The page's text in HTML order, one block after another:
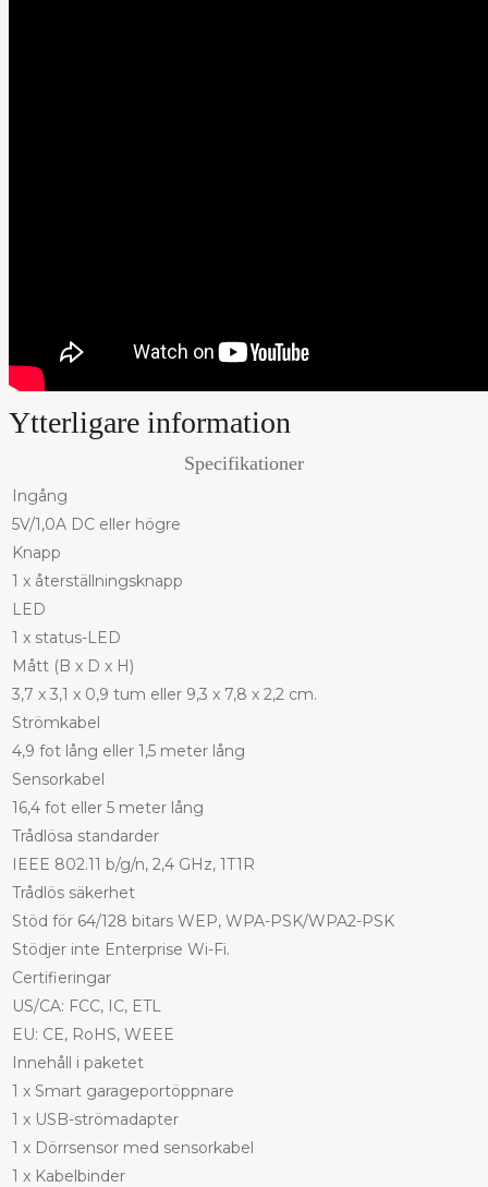
Ytterligare information
Specifikationer
Ingång
5V/1,0A DC eller högre
Knapp
1 x återställningsknapp
LED
1 x status-LED
Mått (B x D x H)
3,7 x 3,1 x 0,9 tum eller 9,3 x 7,8 x 2,2 cm.
Strömkabel
4,9 fot lång eller 1,5 meter lång
Sensorkabel
16,4 fot eller 5 meter lång
Trådlösa standarder
IEEE 802.11 b/g/n, 2,4 GHz, 1T1R
Trådlös säkerhet
Stöd för 64/128 bitars WEP, WPA-PSK/WPA2-PSK
Stödjer inte Enterprise Wi-Fi.
Certifieringar
US/CA: FCC, IC, ETL
EU: CE, RoHS, WEEE
Innehåll i paketet
1 x Smart garageportöppnare
1 x USB-strömadapter
1 x Dörrsensor med sensorkabel
1 x Kabelbinder